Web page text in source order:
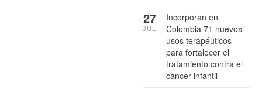
Incorporan en
Colombia 71 nuevos
usos terapéuticos
para fortalecer el
tratamiento contra el
cáncer infantil
27
JUL